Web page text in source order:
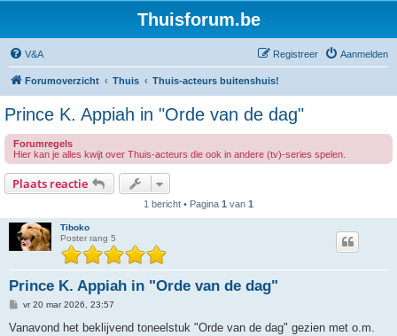
Thuisforum.be
V&A Aanmelden
Registreer
Forumoverzicht Thuis Thuis-acteurs buitenshuis!
Prince K. Appiah in "Orde van de dag"
Forumregels
Hier kan je alles kwijt over Thuis-acteurs die ook in andere (tv)-series spelen.
Plaats reactie
1 bericht • Pagina 1 van 1
Tiboko
Poster rang 5
Prince K. Appiah in "Orde van de dag"
B
r
vr 20 mar 2026, 23:57
Vanavond het beklijvend toneelstuk "Orde van de dag" gezien met o.m.